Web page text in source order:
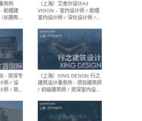
（北京）SHUYAN design -
项目负责人Project Manager
/项目建筑师Project
Architect / 助理建筑师
Assistant Architect / 创始
人助理Founder's Assistant
/ 实习生Intern
（深圳）URBANUS 都市实践
- 城市设计师 / 建筑师 / 景观